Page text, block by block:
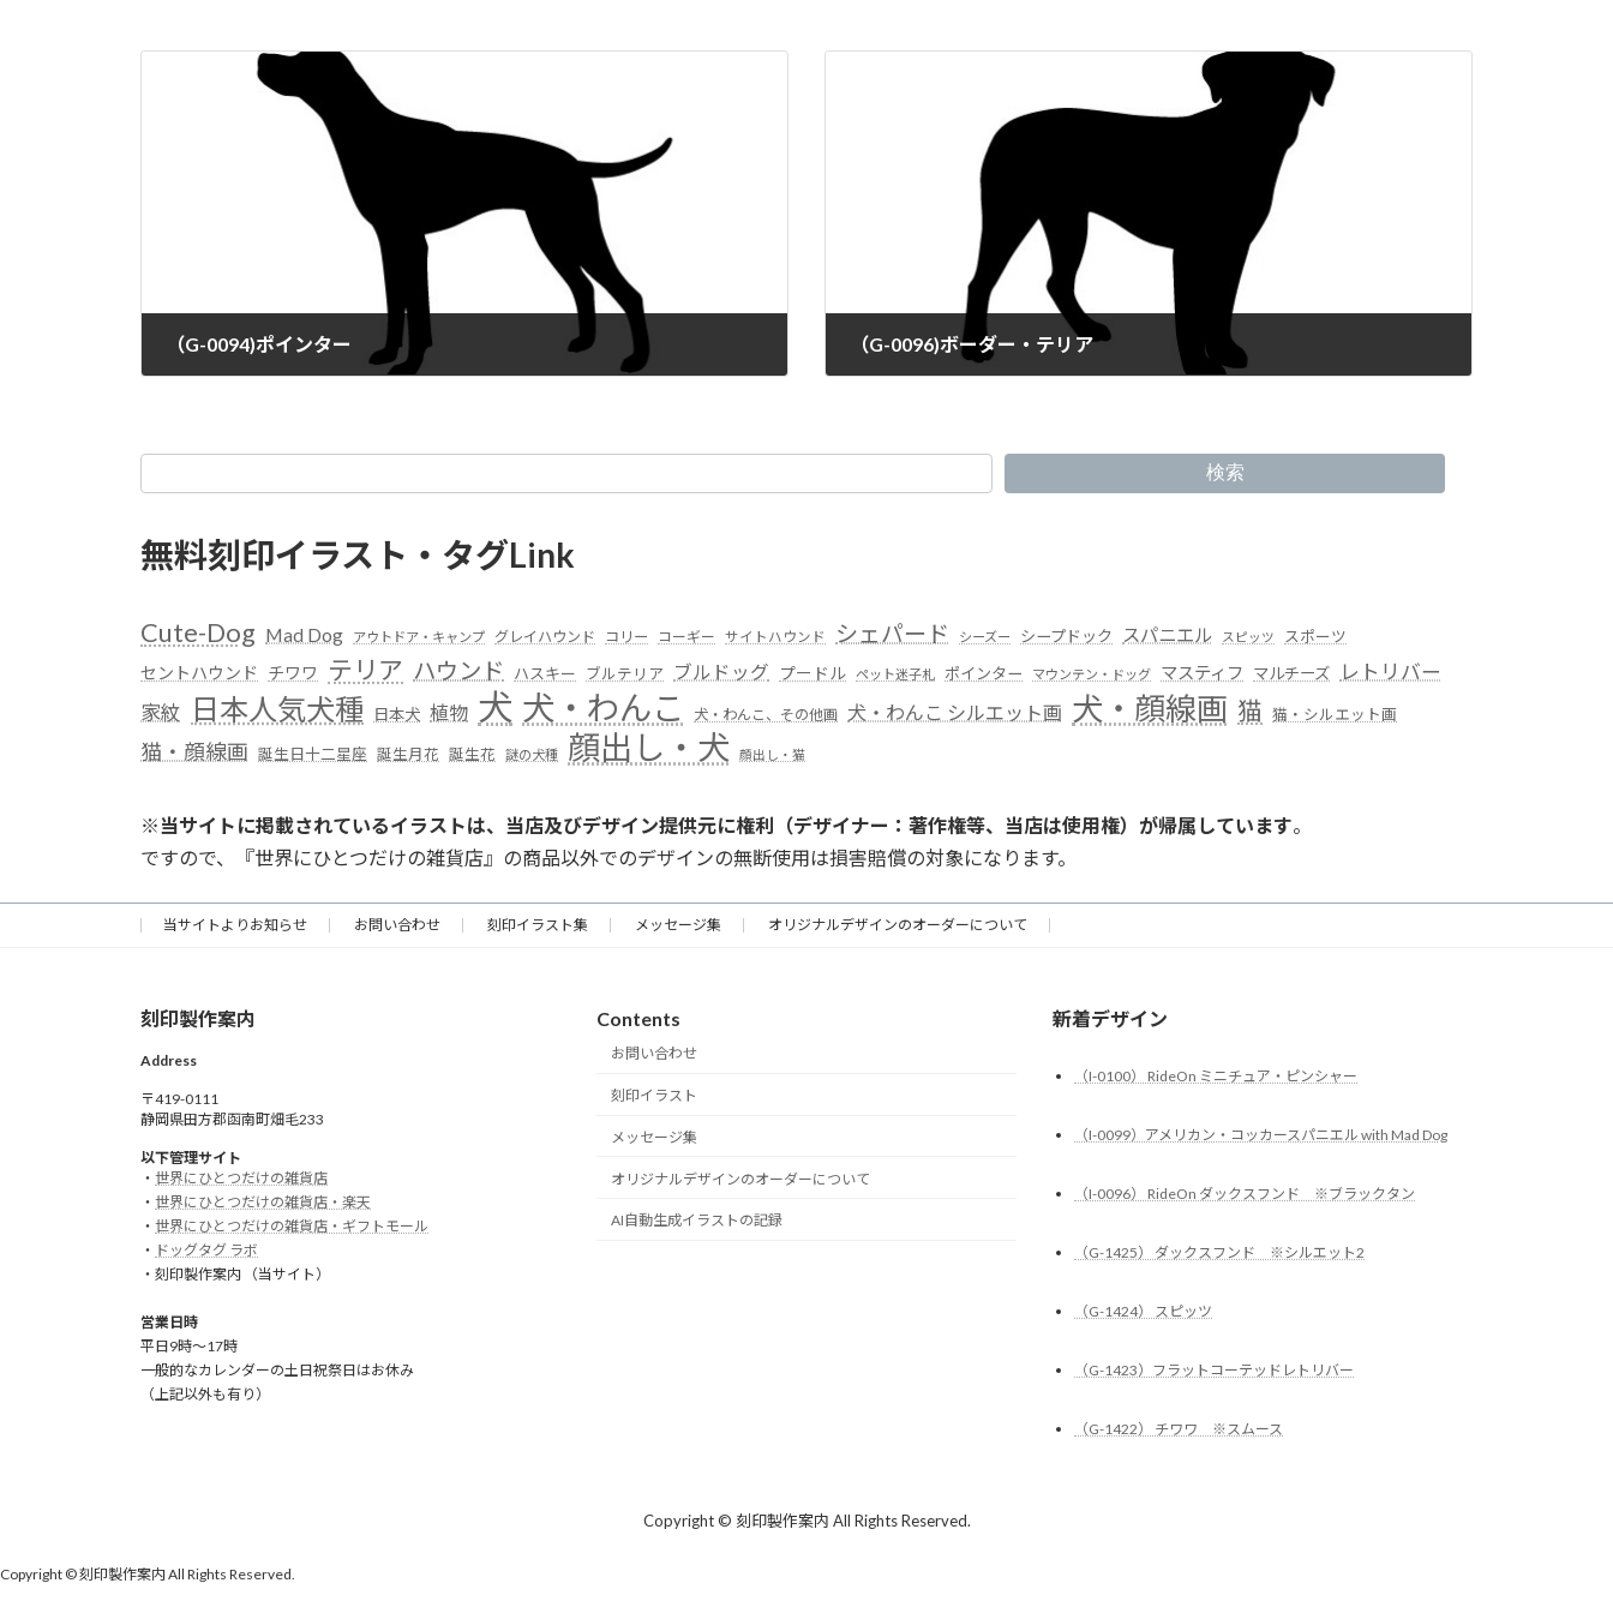
（G-0094)ポインター （G-0096)ボーダー・テリア
検索
無料刻印イラスト・タグLink
Cute-Dog Mad Dog アウトドア・キャンプ グレイハウンド コリー コーギー サイトハウンド シェパード シーズー シープドック スパニエル スピッツ スポーツ
セントハウンド チワワ テリア ハウンド ハスキー ブルテリア ブルドッグ プードル ペット迷子札 ポインター マウンテン・ドッグ マスティフ マルチーズ レトリバー
家紋 日本人気犬種 日本犬 植物 犬 犬・わんこ 犬・わんこ、その他画 犬・わんこ シルエット画 犬・顔線画 猫 猫・シルエット画
猫・顔線画 誕生日十二星座 誕生月花 誕生花 謎の犬種 顔出し・犬 顔出し・猫
※ 当サイトに掲載されているイラストは、当店及びデザイン提供元に権利（デザイナー：著作権等、当店は使用権）が帰属しています。
ですので、『世界にひとつだけの雑貨店』の商品以外でのデザインの無断使用は損害賠償の対象になります。
当サイトよりお知らせ お問い合わせ 刻印イラスト集 メッセージ集 オリジナルデザインのオーダーについて
刻印製作案内
Address
〒419-0111
静岡県田方郡函南町畑毛233
以下管理サイト
・ 世界にひとつだけの雑貨店
・ 世界にひとつだけの雑貨店・楽天
・ 世界にひとつだけの雑貨店・ギフトモール
・ ドッグタグ ラボ
・刻印製作案内 （当サイト）
営業日時
平日9時～17時
一般的なカレンダーの土日祝祭日はお休み
（上記以外も有り）
Contents
お問い合わせ
刻印イラスト
メッセージ集
オリジナルデザインのオーダーについて
AI自動生成イラストの記録
新着デザイン
（I-0100） RideOn ミニチュア・ピンシャー
（I-0099）アメリカン・コッカースパニエル with Mad Dog
（I-0096） RideOn ダックスフンド ※ブラックタン
（G-1425） ダックスフンド ※シルエット2
（G-1424） スピッツ
（G-1423）フラットコーテッドレトリバー
（G-1422） チワワ ※スムース
Copyright © 刻印製作案内 All Rights Reserved.
Copyright © 刻印製作案内 All Rights Reserved.